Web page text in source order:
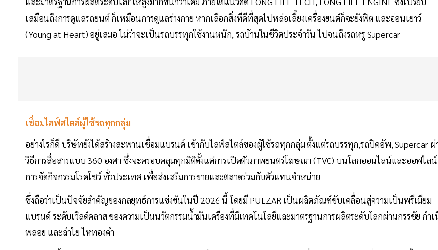
เสมือนถึงการดูแลรถยนต์ ก็เหมือนการดูแลร่างกาย หากเลือกสิ่งที่ดีที่สุดไปหล่อเลี้ยงเครื่องยนต์ก็จะยังฟิต และอ่อนเยาว์
(Young at Heart) อยู่เสมอ ไม่ว่าจะเป็นรถบรรทุกใช้งานหนัก, รถบ้านในชีวิตประจำวัน ไปจนถึงรถหรู Supercar
เชื่อมไลฟ์สไตล์ผู้ใช้รถทุกกลุ่ม
อย่างไรก็ดี บริษัทยังได้สร้างสะพานเชื่อมแบรนด์ เข้ากับไลฟ์สไตล์ของผู้ใช้รถทุกกลุ่ม ตั้งแต่รถบรรทุก,รถปิคอัพ, Supercar ผ่
วิธีการสื่อสารแบบ 360 องศา ซึ่งจะครอบคลุมทุกมิติตั้งแต่การเปิดตัวภาพยนตร์โฆษณา (TVC) บนโลกออนไลน์และออฟไลน์
การจัดกิจกรรมโรดโชว์ ทั่วประเทศ เพื่อส่งเสริมการขายและตลาดร่วมกับตัวแทนจำหน่าย
ซึ่งถือว่าเป็นปัจจัยสำคัญของกลยุทธ์การแข่งขันในปี 2026 นี้ โดยมี PULZAR เป็นผลิตภัณฑ์ขับเคลื่อนสู่ความเป็นพรีเมียม
แบรนด์ ระดับเวิลด์คลาส ของความเป็นนวัตกรรมน้ำมันเครื่องที่มีเทคโนโลยีและมาตรฐานการผลิตระดับโลกผ่านกรรชัย กำ
พลอย และลำไย ไหทองคำ